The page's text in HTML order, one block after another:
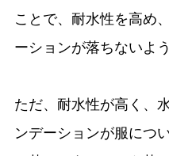
ことで、耐水性を高め
ーションが落ちないよ
ただ、耐水性が高く、
ンデーションが服につ